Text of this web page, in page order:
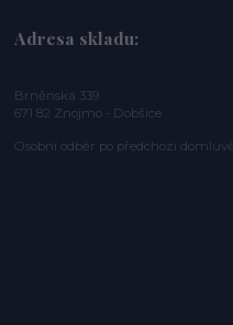
Adresa skladu:
Brněnská 339
671 82 Znojmo - Dobšice
Osobní odběr po předchozí domluvě.